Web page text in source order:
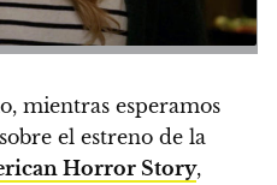
mientras esperamos
el estreno de la
Horror Story,